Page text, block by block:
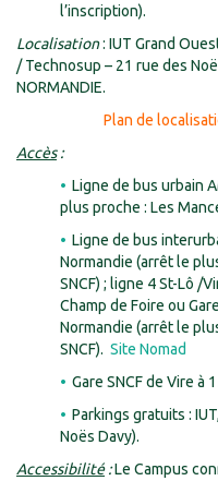
l’inscription).
Localisation: IUT Grand
/ Technosup – 21 rue des
NORMANDIE.
Plan de
Accès:
Ligne de bus urbain
plus proche : Les
Ligne de bus
Normandie (arrêt le
SNCF) ; ligne 4 St-Lô /
Champ de Foire ou
Normandie (arrêt le
SNCF). Site Nomad
Gare SNCF de Vire à
Parkings gratuits :
Noës Davy).
Accessibilité:Le Campus